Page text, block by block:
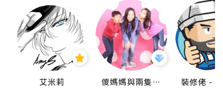
艾米莉 儍媽媽與兩隻小魔怪之家